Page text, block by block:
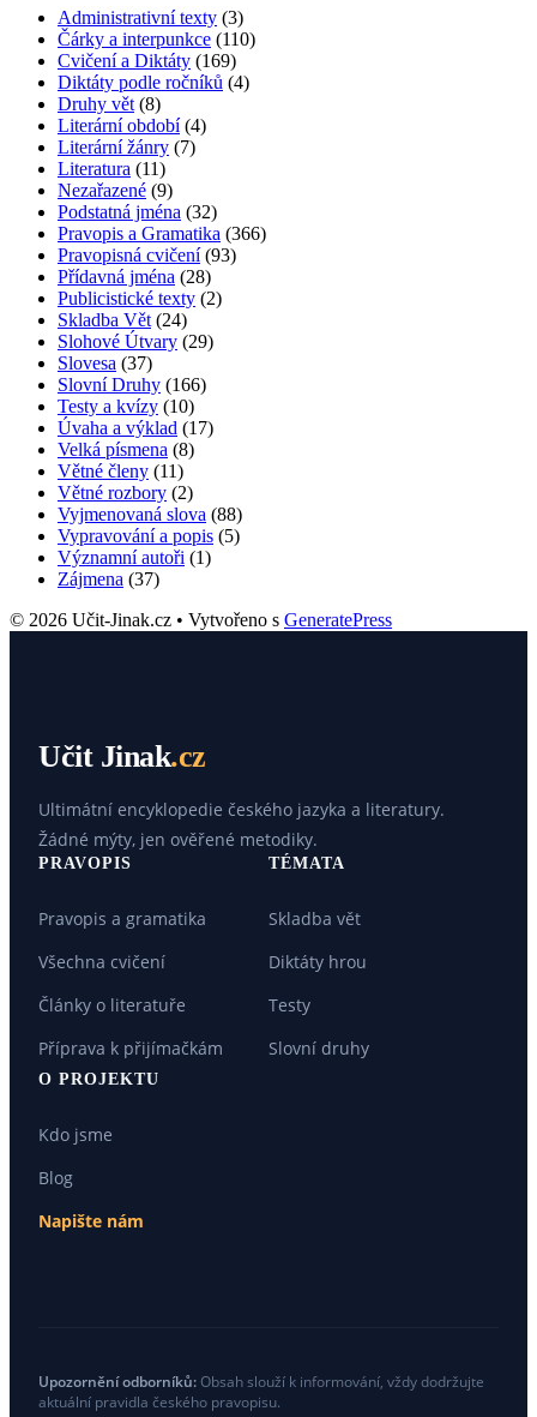
Administrativní texty (3)
Čárky a interpunkce (110)
Cvičení a Diktáty (169)
Diktáty podle ročníků (4)
Druhy vět (8)
Literární období(4)
Literární žánry (7)
Literatura (11)
Nezařazené (9)
Podstatná jména (32)
Pravopis a Gramatika (366)
Pravopisná cvičení(93)
Přídavná jména (28)
Publicistické texty (2)
Skladba Vět (24)
Slohové Útvary (29)
Slovesa (37)
Slovní Druhy (166)
Testy a kvízy (10)
Úvaha a výklad (17)
Velká písmena (8)
Větné členy (11)
Větné rozbory (2)
Vyjmenovaná slova (88)
Vypravování a popis (5)
Významní autoři (1)
Zájmena (37)
© 2026 Učit-Jinak.cz • Vytvořeno s GeneratePress
Učit Jinak.cz
Ultimátní encyklopedie českého jazyka a literatury.
Žádné mýty, jen ověřené metodiky.
PRAVOPIS
Pravopis a gramatika
Všechna cvičení
Články o literatuře
Příprava k přijímačkám
TÉMATA
Skladba vět
Diktáty hrou
Testy
Slovní druhy
O PROJEKTU
Kdo jsme
Blog
Napište nám
Upozornění odborníků:Obsah slouží k informování, vždy dodržujte
aktuální pravidla českého pravopisu.